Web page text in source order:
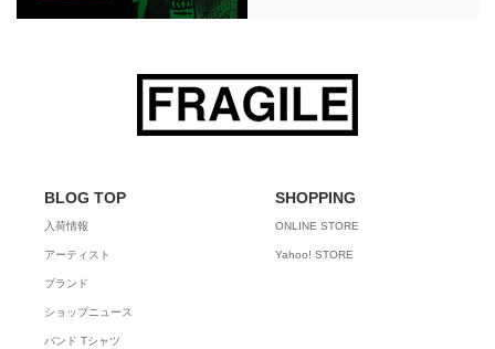
BLOG TOP
入荷情報
アーティスト
ブランド
ショップニュース
バンド Tシャツ
SHOPPING
ONLINE STORE
Yahoo! STORE